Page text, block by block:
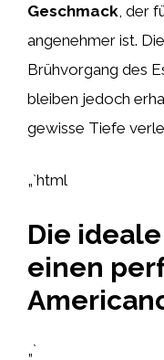
Geschmack , der
angenehmer ist. Die
Brühvorgang des
bleiben jedoch
gewisse Tiefe
„`html
Die
einen
„`